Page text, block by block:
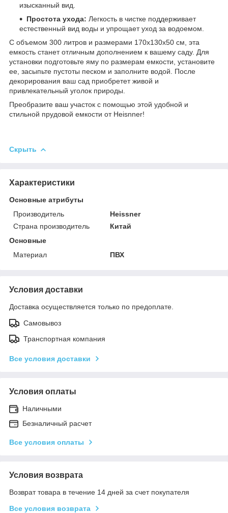
изысканный вид.
Простота ухода: Легкость в чистке поддерживает
естественный вид воды и упрощает уход за водоемом.
С объемом 300 литров и размерами 170x130x50 см, эта
емкость станет отличным дополнением к вашему саду. Для
установки подготовьте яму по размерам емкости, установите
ее, засыпьте пустоты песком и заполните водой. После
декорирования ваш сад приобретет живой и
привлекательный уголок природы.
Преобразите ваш участок с помощью этой удобной и
стильной прудовой емкости от Heisnner!
Скрыть
Характеристики
Основные атрибуты
Производитель
Heissner
Страна производитель
Китай
Основные
Материал
ПВХ
Условия доставки
Доставка осуществляется только по предоплате.
Самовывоз
Транспортная компания
Все условия доставки
Условия оплаты
Наличными
Безналичный расчет
Все условия оплаты
Условия возврата
Возврат товара в течение 14 дней за счет покупателя
Все условия возврата